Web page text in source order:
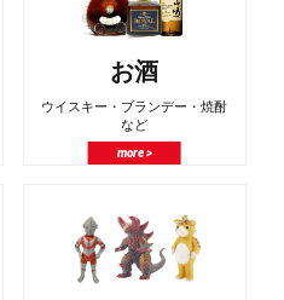
お酒
ウイスキー・ブランデー・焼酎
など
more >